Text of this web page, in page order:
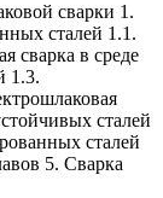
сварки 1.
сталей 1.1.
сварка в среде
1.3.
сталей
сталей
5. Сварка